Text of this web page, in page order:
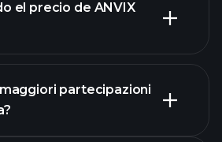
el precio de ANVIX
partecipazioni